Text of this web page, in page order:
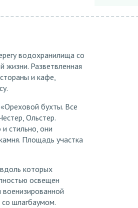
водохранилища со
Разветвленная
и кафе,
бухты. Все
Ольстер.
стильно, они
Площадь участка
которых
освещен
со шлагбаумом.